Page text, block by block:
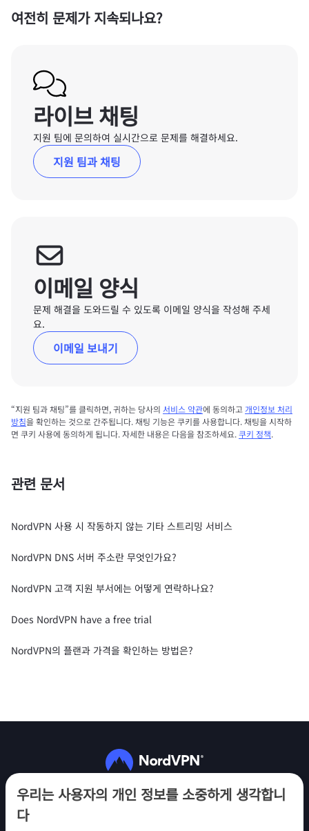
우리는 사용자의 개인 정보를 소중하게 생각합니
다
여전히 문제가 지속되나요?
라이브 채팅
지원 팀에 문의하여 실시간으로 문제를 해결하세요.
지원 팀과 채팅
이메일 양식
문제 해결을 도와드릴 수 있도록 이메일 양식을 작성해 주세
요.
이메일 보내기
“지원 팀과 채팅”를 클릭하면, 귀하는 당사의 서비스 약관에 동의하고 개인정보 처리
방침을 확인하는 것으로 간주됩니다. 채팅 기능은 쿠키를 사용합니다. 채팅을 시작하
면 쿠키 사용에 동의하게 됩니다. 자세한 내용은 다음을 참조하세요.쿠키 정책.
관련 문서
NordVPN 사용 시 작동하지 않는 기타 스트리밍 서비스
NordVPN DNS 서버 주소란 무엇인가요?
NordVPN 고객 지원 부서에는 어떻게 연락하나요?
Does NordVPN have a free trial
NordVPN의 플랜과 가격을 확인하는 방법은?